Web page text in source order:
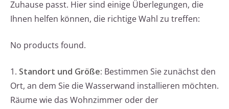
Zuhause passt. Hier sind einige Überlegungen, die
Ihnen helfen können, die richtige Wahl zu treffen:
No products found.
1. Standort und Größe: Bestimmen Sie zunächst den
Ort, an dem Sie die Wasserwand installieren möchten.
Räume wie das Wohnzimmer oder der